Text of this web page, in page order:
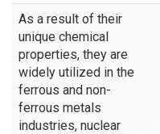
As a result of their
unique chemical
properties, they are
widely utilized in the
ferrous and non-
ferrous metals
industries, nuclear